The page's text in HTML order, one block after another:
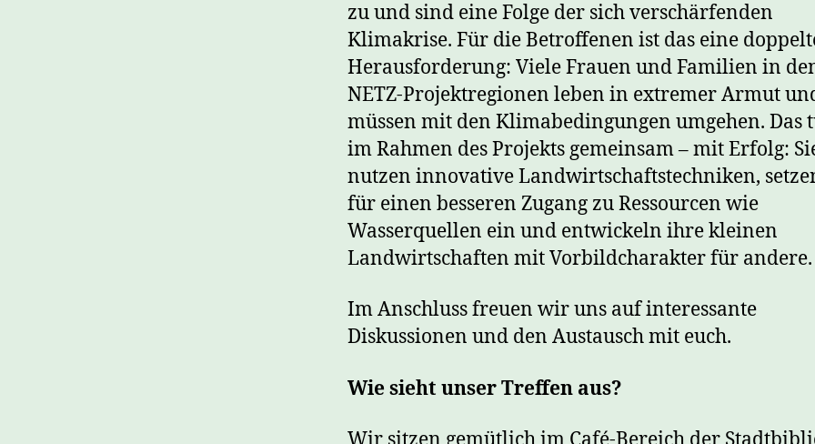
zu und sind eine Folge der sich verschärfenden
Klimakrise. Für die Betroffenen ist das eine
Herausforderung: Viele Frauen und Familien in
NETZ-Projektregionen leben in extremer Armut
müssen mit den Klimabedingungen umgehen. Das
im Rahmen des Projekts gemeinsam – mit Erfolg:
nutzen innovative Landwirtschaftstechniken,
für einen besseren Zugang zu Ressourcen wie
Wasserquellen ein und entwickeln ihre kleinen
Landwirtschaften mit Vorbildcharakter für andere.
Im Anschluss freuen wir uns auf interessante
Diskussionen und den Austausch mit euch.
Wie sieht unser Treffen aus?